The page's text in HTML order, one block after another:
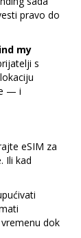
pravo do
my
s
— i
eSIM za
Ili kad
dok